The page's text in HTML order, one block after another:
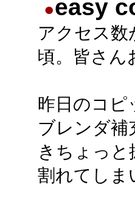
●easy
アクセス数
頃。皆さん
昨日のコピ
ブレンダ補
きちょっ
割れてしま